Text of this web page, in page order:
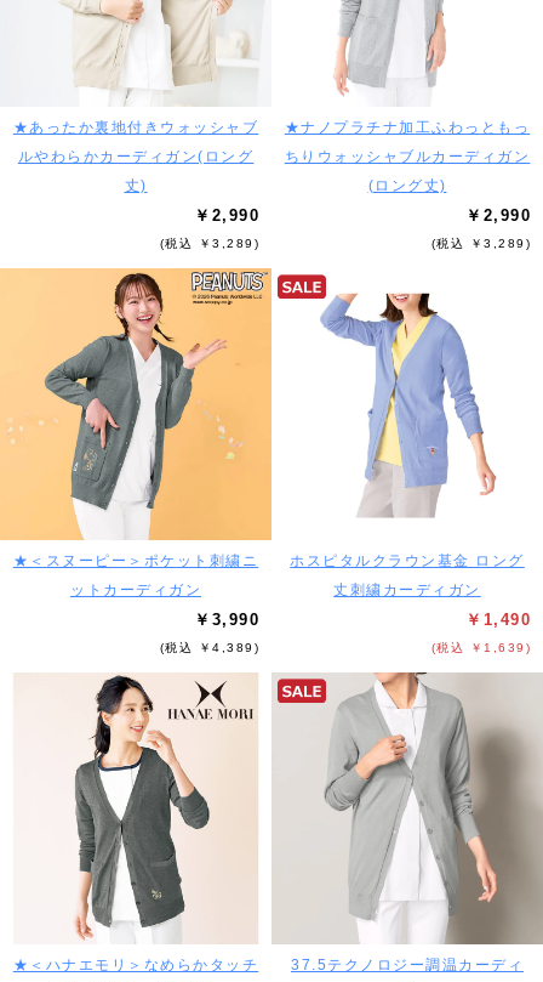
★あったか裏地付きウォッシャブ
ルやわらかカーディガン(ロング
丈)
￥2,990
(税込 ￥3,289)
★ナノプラチナ加工ふわっともっ
ちりウォッシャブルカーディガン
(ロング丈)
￥2,990
(税込 ￥3,289)
★＜スヌーピー＞ポケット刺繍ニ
ットカーディガン
￥3,990
(税込 ￥4,389)
ホスピタルクラウン基金 ロング
丈刺繍カーディガン
￥1,490
(税込 ￥1,639)
★＜ハナエモリ＞なめらかタッチ
37.5テクノロジー調温カーディ